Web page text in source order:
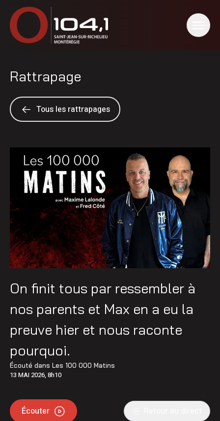
Rattrapage
Tous les rattrapages
On finit tous par ressembler à
nos parents et Max en a eu la
preuve hier et nous raconte
pourquoi.
Écouté dans Les 100 000 Matins
13 MAI 2026, 8h10
Écouter